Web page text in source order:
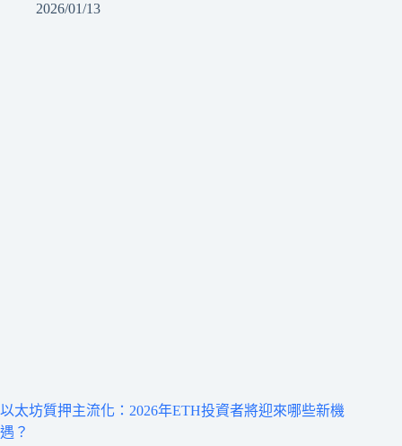
2026/01/13
以太坊質押主流化：2026年ETH投資者將迎來哪些新機
遇？